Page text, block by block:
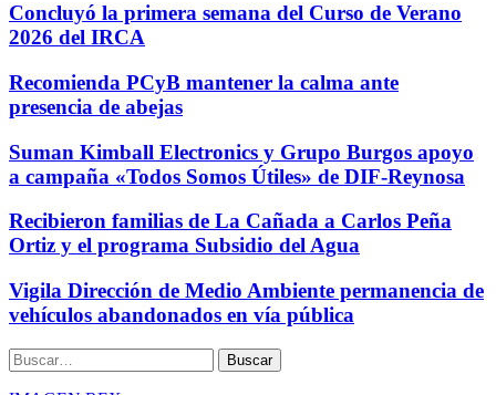
Concluyó la primera semana del Curso de Verano
2026 del IRCA
Recomienda PCyB mantener la calma ante
presencia de abejas
Suman Kimball Electronics y Grupo Burgos apoyo
a campaña «Todos Somos Útiles» de DIF-Reynosa
Recibieron familias de La Cañada a Carlos Peña
Ortiz y el programa Subsidio del Agua
Vigila Dirección de Medio Ambiente permanencia de
vehículos abandonados en vía pública
Buscar